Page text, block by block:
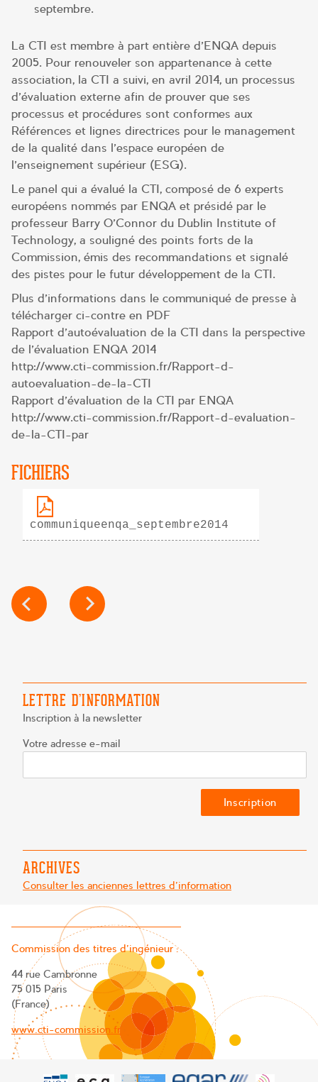
septembre.
La CTI est membre à part entière d’ENQA depuis
2005. Pour renouveler son appartenance à cette
association, la CTI a suivi, en avril 2014, un processus
d’évaluation externe afin de prouver que ses
processus et procédures sont conformes aux
Références et lignes directrices pour le management
de la qualité dans l’espace européen de
l’enseignement supérieur (ESG).
Le panel qui a évalué la CTI, composé de 6 experts
européens nommés par ENQA et présidé par le
professeur Barry O’Connor du Dublin Institute of
Technology, a souligné des points forts de la
Commission, émis des recommandations et signalé
des pistes pour le futur développement de la CTI.
Plus d’informations dans le communiqué de presse à
télécharger ci-contre en PDF
Rapport d’autoévaluation de la CTI dans la perspective
de l’évaluation ENQA 2014
http://www.cti-commission.fr/Rapport-d-
autoevaluation-de-la-CTI
Rapport d’évaluation de la CTI par ENQA
http://www.cti-commission.fr/Rapport-d-evaluation-
de-la-CTI-par
FICHIERS
communiqueenqa_septembre2014
NAVIGATION
DE
LETTRE D’INFORMATION
Inscription à la newsletter
Votre adresse e-mail
ARCHIVES
Consulter les anciennes lettres d'information
Commission des titres d’ingénieur :
44 rue Cambronne
75 015 Paris
(France)
www.cti-commission.fr